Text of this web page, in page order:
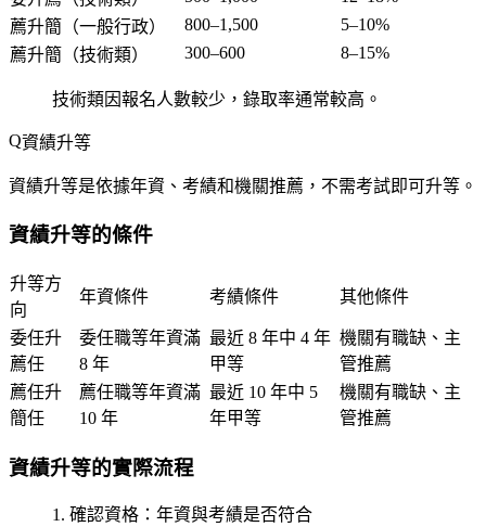
薦升簡（一般行政）
800–1,500
5–10%
薦升簡（技術類）
300–600 8–15%
技術類因報名人數較少，錄取率通常較高。
資績升等
資績升等是依據年資、考績和機關推薦，不需考試即可升等。
資績升等的條件
升等方
向
年資條件 考績條件 其他條件
委任升
薦任
委任職等年資滿
8 年
最近 8 年中 4 年
甲等
機關有職缺、主
管推薦
薦任升
簡任
薦任職等年資滿
10 年
最近 10 年中 5
年甲等
機關有職缺、主
管推薦
資績升等的實際流程
確認資格 ：年資與考績是否符合